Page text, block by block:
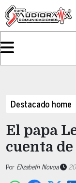
Destacado home
El papa
cuenta de
Por Elizabeth Novoa